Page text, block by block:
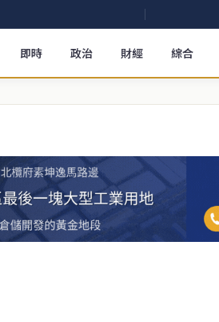
即時 政治 財經 綜合